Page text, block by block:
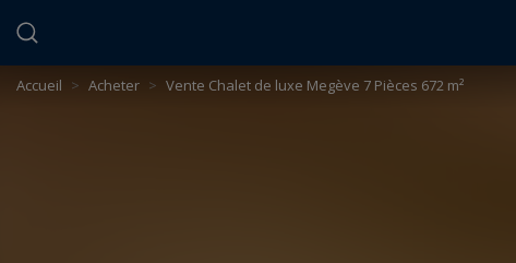
Accueil > Acheter > Vente Chalet de luxe Megève 7 Pièces 672 m²